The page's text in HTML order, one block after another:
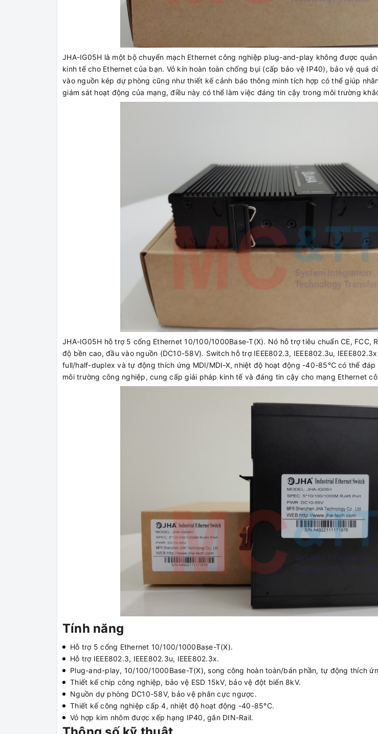
JHA-IG05H là một bộ chuyển mạch Ethernet công nghiệp plug-and-play không được
kinh tế cho Ethernet của bạn. Vỏ kín hoàn toàn chống bụi (cấp bảo vệ IP40), bảo vệ quá
vào nguồn kép dự phòng cũng như thiết kế cảnh báo thông minh tích hợp có thể giúp
giám sát hoạt động của mạng, điều này có thể làm việc đáng tin cậy trong môi trường
JHA-IG05H hỗ trợ 5 cổng Ethernet 10/100/1000Base-T(X). Nó hỗ trợ tiêu chuẩn CE, FCC,
độ bền cao, đầu vào nguồn (DC10-58V). Switch hỗ trợ IEEE802.3, IEEE802.3u,
full/half-duplex và tự động thích ứng MDI/MDI-X, nhiệt độ hoạt động -40-85℃ có thể đáp
môi trường công nghiệp, cung cấp giải pháp kinh tế và đáng tin cậy cho mạng Ethernet
Tính năng
Hỗ trợ 5 cổng Ethernet 10/100/1000Base-T(X).
Hỗ trợ IEEE802.3, IEEE802.3u, IEEE802.3x.
Plug-and-play, 10/100/1000Base-T(X), song công hoàn toàn/bán phần, tự động thích
Thiết kế chip công nghiệp, bảo vệ ESD 15kV, bảo vệ đột biến 8kV.
Nguồn dự phòng DC10-58V, bảo vệ phân cực ngược.
Thiết kế công nghiệp cấp 4, nhiệt độ hoạt động -40-85°C.
Vỏ hợp kim nhôm được xếp hạng IP40, gắn DIN-Rail.